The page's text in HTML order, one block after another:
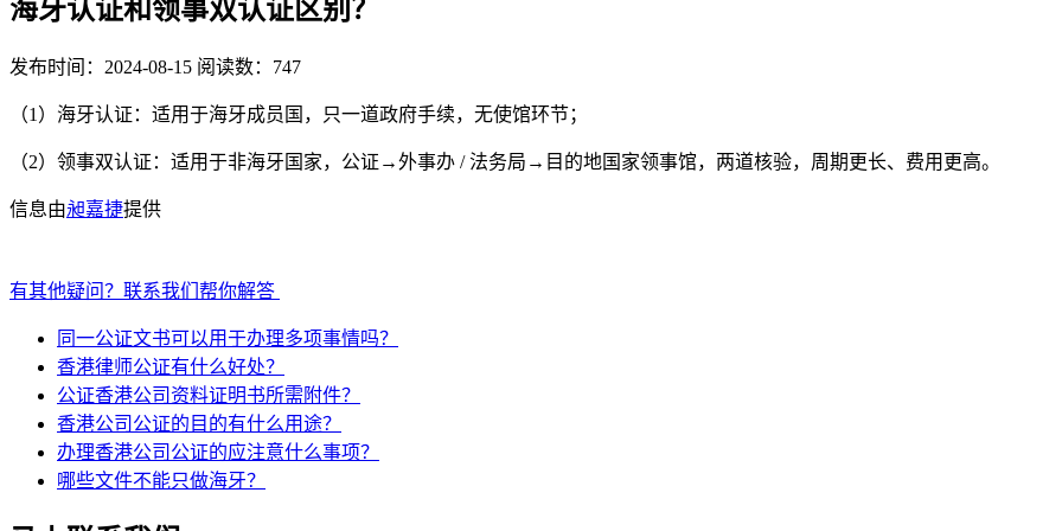
海牙认证和领事双认证区别？
发布时间：2024-08-15 阅读数：747
（1）海牙认证：适用于海牙成员国，只一道政府手续，无使馆环节；
（2）领事双认证：适用于非海牙国家，公证→外事办 / 法务局→目的地国家领事馆，两道核验，周期更长、费用更高。
信息由昶嘉捷提供
有其他疑问？联系我们帮你解答
同一公证文书可以用于办理多项事情吗？
香港律师公证有什么好处？
公证香港公司资料证明书所需附件？
香港公司公证的目的有什么用途？
办理香港公司公证的应注意什么事项？
哪些文件不能只做海牙？